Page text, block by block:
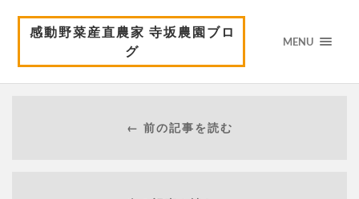
感動野菜産直農家 寺坂農園ブロ
グ
MENU
← 前の記事を読む